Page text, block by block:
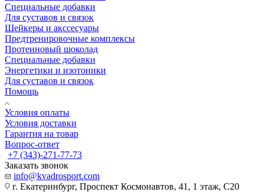
Специальные добавки
Для суставов и связок
Шейкеры и акссесуары
Предтренировочные комплексы
Протеиновый шоколад
Специальные добавки
Энергетики и изотоники
Для суставов и связок
Помощь
Условия оплаты
Условия доставки
Гарантия на товар
Вопрос-ответ
+7 (343)-271-77-73
Заказать звонок
info@kvadrosport.com
г. Екатеринбург, Проспект Космонавтов, 41, 1 этаж, С20